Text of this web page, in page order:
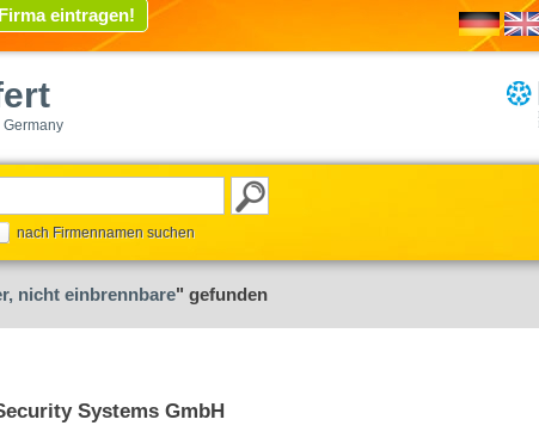
Firma eintragen!
Germany
nach Firmennamen suchen
nicht einbrennbare" gefunden
Systems GmbH